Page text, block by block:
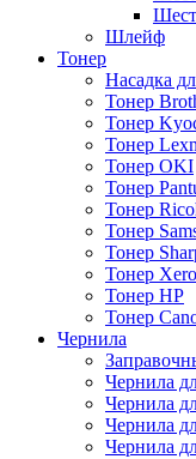
Шлейф
Тонер
Насадка
Тонер
Тонер
Тонер
Тонер OKI
Тонер
Тонер
Тонер
Тонер
Тонер
Тонер НР
Тонер
Чернила
Чернила
Чернила
Чернила
Чернила